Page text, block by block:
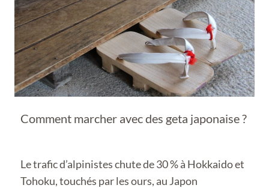
Comment marcher avec des geta japonaise ?
Le trafic d’alpinistes chute de 30 % à Hokkaido et
Tohoku, touchés par les ours, au Japon